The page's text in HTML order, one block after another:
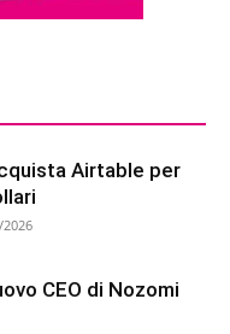
Airtable per
CEO di Nozomi